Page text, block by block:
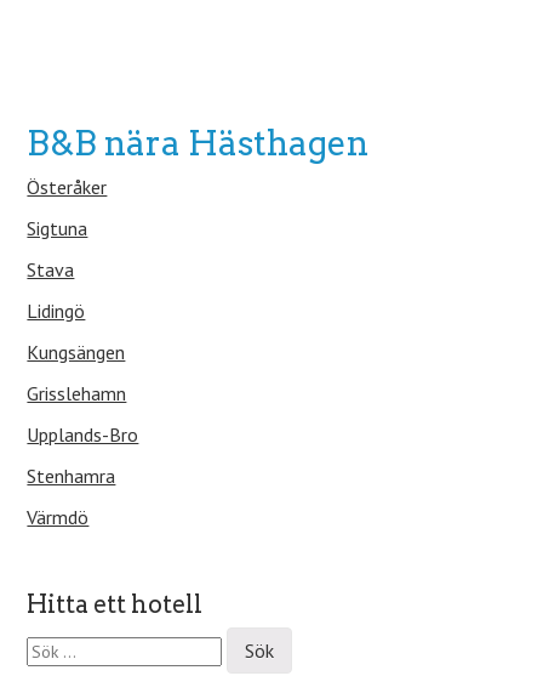
B&B nära Hästhagen
Österåker
Sigtuna
Stava
Lidingö
Kungsängen
Grisslehamn
Upplands-Bro
Stenhamra
Värmdö
Hitta ett hotell
S
ö